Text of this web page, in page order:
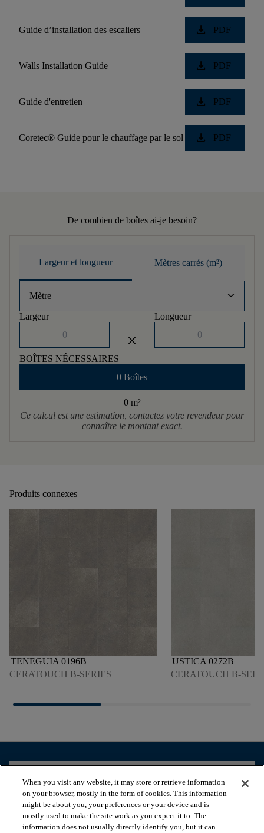
Guide d’installation des escaliers download PDF
Walls Installation Guide download PDF
Guide d'entretien download PDF
Coretec® Guide pour le chauffage par le sol download PDF
De combien de boîtes ai-je besoin?
Largeur et longueur Mètres carrés (m²)
Mètre keyboard_arrow_down
Largeur
close
Longueur
BOÎTES NÉCESSAIRES
0 Boîtes
0 m²
Ce calcul est une estimation, contactez votre revendeur pour
connaître le montant exact.
Produits connexes
TENEGUIA 0196B
CERATOUCH B-SERIES
USTICA 0272B
CERATOUCH B-
OUTILS UTILES
When you visit any website, it may store or retrieve information
on your browser, mostly in the form of cookies. This information
might be about you, your preferences or your device and is
mostly used to make the site work as you expect it to. The
information does not usually directly identify you, but it can